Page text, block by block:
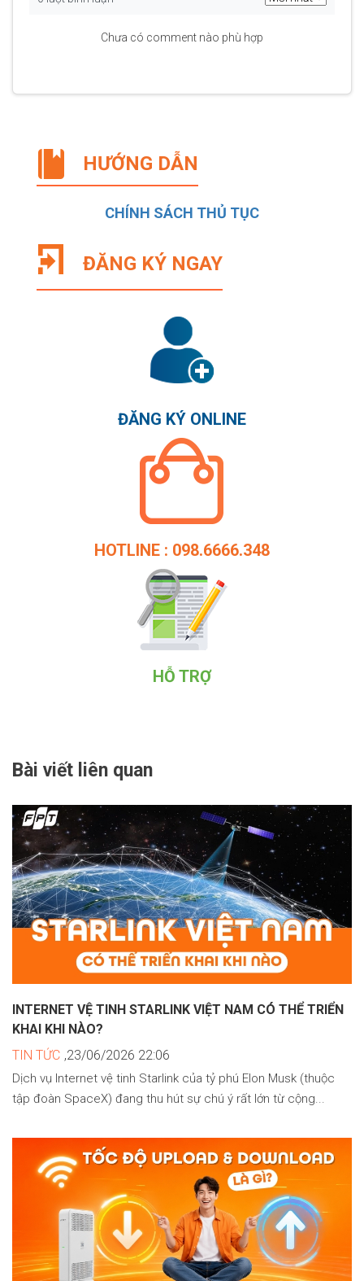
Chưa có comment nào phù hợp
HƯỚNG DẪN
CHÍNH SÁCH THỦ TỤC
ĐĂNG KÝ NGAY
ĐĂNG KÝ ONLINE
HOTLINE : 098.6666.348
HỖ TRỢ
Bài viết liên quan
INTERNET VỆ TINH STARLINK VIỆT NAM CÓ THỂ TRIỂN
KHAI KHI NÀO?
TIN TỨC ,23/06/2026 22:06
Dịch vụ Internet vệ tinh Starlink của tỷ phú Elon Musk (thuộc
tập đoàn SpaceX) đang thu hút sự chú ý rất lớn từ cộng...